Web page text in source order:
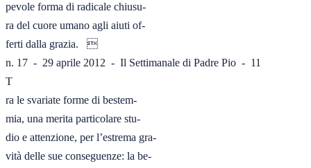
pevole forma di radicale chiusu-
ra del cuore umano agli aiuti of-
ferti dalla grazia.   
n. 17  -  29 aprile 2012  -  Il Settimanale di Padre Pio  -  11
T
ra le svariate forme di bestem-
mia, una merita particolare stu-
dio e attenzione, per l’estrema gra-
vità delle sue conseguenze: la be-